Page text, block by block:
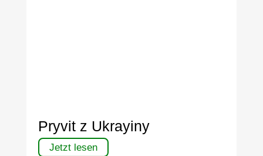
Pryvit z Ukrayiny
Jetzt lesen